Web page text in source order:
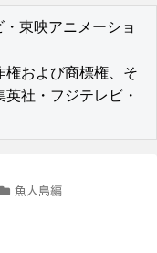
東映アニメーショ
権および商標権、そ
社・フジテレビ・
魚人島編